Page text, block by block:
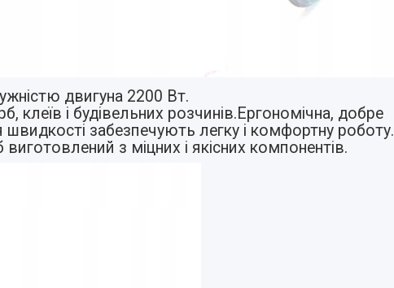
двигуна 2200 Вт.
клеїв і будівельних розчинів.Ергономічна, добре
забезпечують легку і комфортну роботу.
з міцних і якісних компонентів.